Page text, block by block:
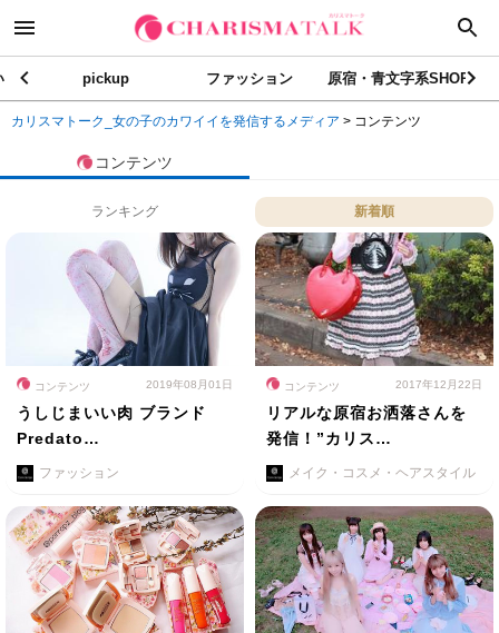
pickup ファッション 原宿・青文字系SHOP
カリスマトーク_女の子のカワイイを発信するメディア > コンテンツ
コンテンツ
ランキング 新着順
コンテンツ 2019年08月01日
うしじまいい肉 ブランド
Predato…
ファッション
コンテンツ 2017年12月22日
リアルな原宿お洒落さんを
発信！”カリス…
メイク・コスメ・ヘアスタイル